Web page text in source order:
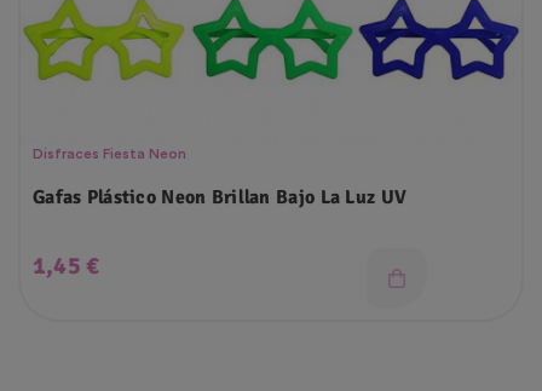
Disfraces Fiesta Neon
Gafas Plástico Neon Brillan Bajo La Luz UV
Precio
1,45 €